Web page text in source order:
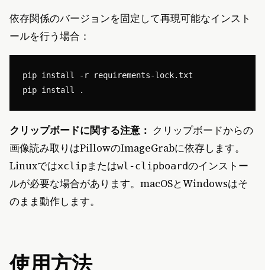
依存関係のバージョンを固定して再現可能なインスト
ールを行う場合：
pip install -r requirements-lock.txt
クリップボードに関する注意： クリップボードからの
画像読み取りはPillowのImageGrabに依存します。
Linuxではxclipまたはwl-clipboardのインストー
ルが必要な場合があります。macOSとWindowsはそ
のまま動作します。
使用方法